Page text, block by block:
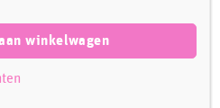
winkelwagen